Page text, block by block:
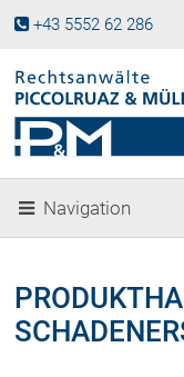
+43 5552 62 286
Fachgebiete
Gesellschaftsgründung &
Beteiligungen
Immobilienrecht,
Ferienimmobilien in
Navigation